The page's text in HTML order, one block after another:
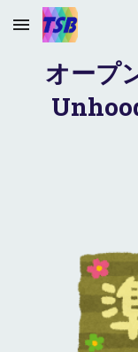
Skip to main content
オープ